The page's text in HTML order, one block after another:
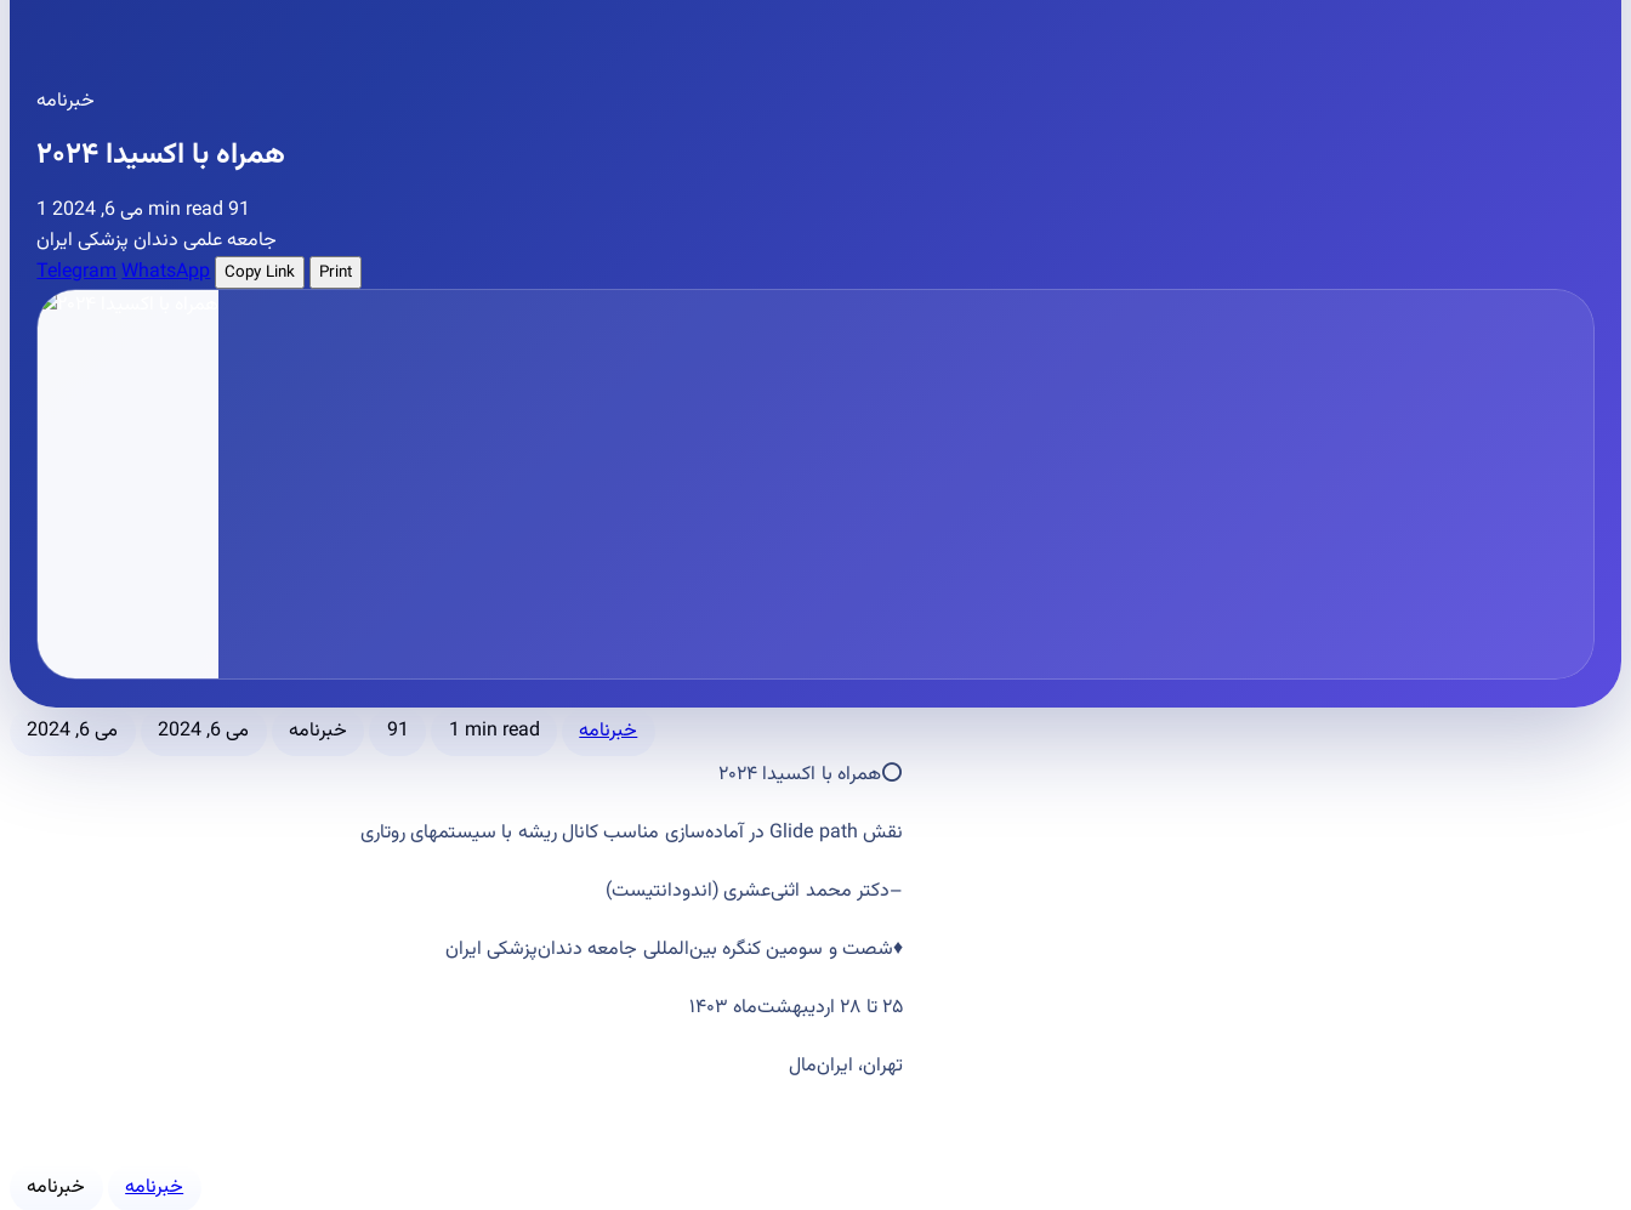
خبرنامه
همراه با اکسیدا ۲۰۲۴
می 6, 2024 1 min read 91
جامعه علمی دندان پزشکی ایران
TelegramWhatsApp Copy Link Print
می 6, 2024 می 6, 2024 خبرنامه 91 1 min read
خبرنامه
⭕️همراه با اکسیدا ۲۰۲۴
نقش Glide path در آماده‌سازی مناسب کانال ریشه با سیستمهای روتاری
–دکتر محمد اثنی‌عشری(‌اندودانتیست)
♦️شصت و سومین کنگره‌ بین‌المللی جامعه دندان‌پزشکی ایران
۲۵ تا ۲۸ اردیبهشت‌ماه ۱۴۰۳
تهران، ایران‌مال
خبرنامه
خبرنامه